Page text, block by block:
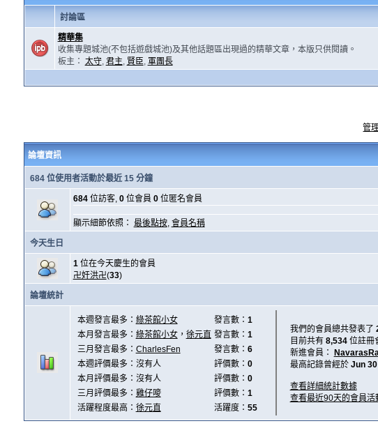
討論區
精華集
收集專題城池(不包括遊戲城池)及其他話題區出現過的精華文章，本版只供閱讀。
板主： 太守, 君主, 賢臣, 軍團長
管
論壇資訊
684 位使用者活動於最近 15 分鐘
684位訪客, 0位會員 0位匿名會員
顯示細節依照： 最後點按, 會員名稱
今天生日
1位在今天慶生的會員
卍奸洪卍(33)
論壇統計
本週發言最多： 綠茶館小女 發言數： 1
本月發言最多： 綠茶館小女， 徐元直 發言數： 1
三月發言最多： CharlesFen 發言數： 6
本週評價最多：沒有人
評價數： 0
本月評價最多：沒有人
評價數： 0
三月評價最多： 雞仔嘜 評價數： 1
活躍程度最高： 徐元直 活躍度： 55
我們的會員總共發表了
目前共有 8,534位註冊
新進會員：
最高記錄曾經於 Jun
查看詳細統計數據
查看最近90天的會員活